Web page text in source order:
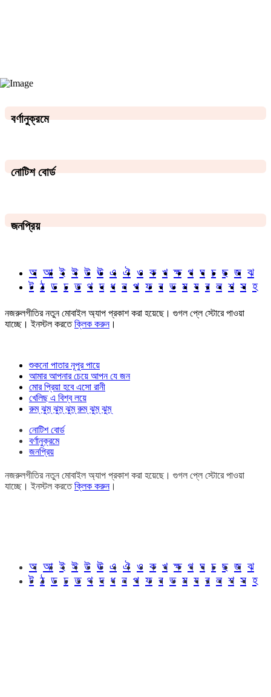
বর্ণানুক্রমে
নোটিশ বোর্ড
জনপ্রিয়
অ আ ই ঈ উ ঊ এ ঐ ও ক খ ক্ষ গ ঘ চ ছ জ ঝ
ট ঠ ড ঢ ত থ দ ধ ন প ফ ব ভ ম য র ল শ স হ
নজরুলগীতির নতুন মোবাইল অ্যাপ প্রকাশ করা হয়েছে। গুগল প্লে স্টোরে পাওয়া
যাচ্ছে। ইনস্টল করতেক্লিক করুন।
শুকনো পাতার নূপুর পায়ে
আমার আপনার চেয়ে আপন যে জন
মোর প্রিয়া হবে এসো রানী
খেলিছ এ বিশ্ব লয়ে
রুম্ ঝুম্ ঝুম্ ঝুম্ রুম্ ঝুম্ ঝুম্
নোটিশ বোর্ড
বর্ণানুক্রমে
জনপ্রিয়
নজরুলগীতির নতুন মোবাইল অ্যাপ প্রকাশ করা হয়েছে। গুগল প্লে স্টোরে পাওয়া
যাচ্ছে। ইনস্টল করতেক্লিক করুন।
অ আ ই ঈ উ ঊ এ ঐ ও ক খ ক্ষ গ ঘ চ ছ জ ঝ
ট ঠ ড ঢ ত থ দ ধ ন প ফ ব ভ ম য র ল শ স হ